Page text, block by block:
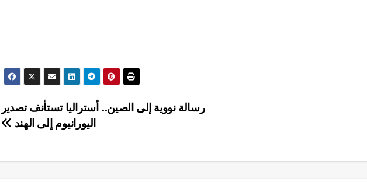
رسالة نووية إلى الصين.. أستراليا تستأنف تصدير
اليورانيوم إلى الهند